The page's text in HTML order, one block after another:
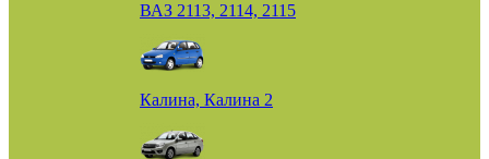
ВАЗ 2113, 2114, 2115
Калина, Калина 2